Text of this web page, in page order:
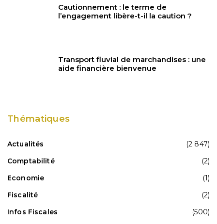
Cautionnement : le terme de
l’engagement libère-t-il la caution ?
Transport fluvial de marchandises : une
aide financière bienvenue
Thématiques
Actualités
(2 847)
Comptabilité
(2)
Economie
(1)
Fiscalité
(2)
Infos Fiscales
(500)